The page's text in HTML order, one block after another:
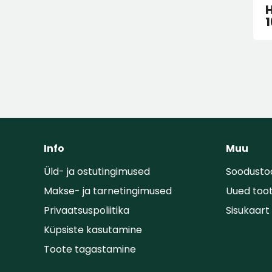
Info
Üld- ja ostutingimused
Makse- ja tarnetingimused
Privaatsuspoliitika
Küpsiste kasutamine
Toote tagastamine
Muu
Uued
Sisukaart